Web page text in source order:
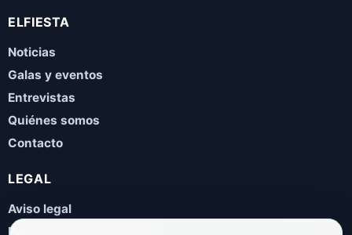
ELFIESTA
Noticias
Galas y eventos
Entrevistas
Quiénes somos
Contacto
LEGAL
Aviso legal
Política de privacidad